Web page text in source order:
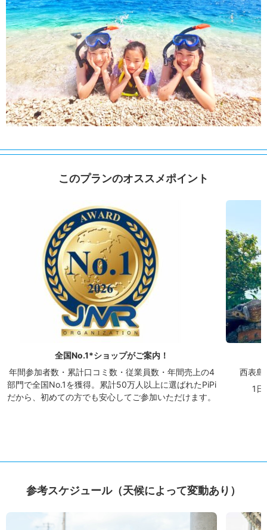
このプランのオススメポイント
全国No.1*ショップがご案内！
年間参加者数・累計口コミ数・従業員数・年間売上の4
部門で全国No.1を獲得。累計50万人以上に選ばれたPiPi
だから、初めての方でも安心してご参加いただけます。
西表島
1
参考スケジュール（天候によって変動あり）